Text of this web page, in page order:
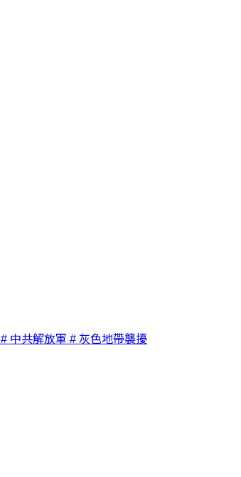
# 中共解放軍 # 灰色地帶襲擾